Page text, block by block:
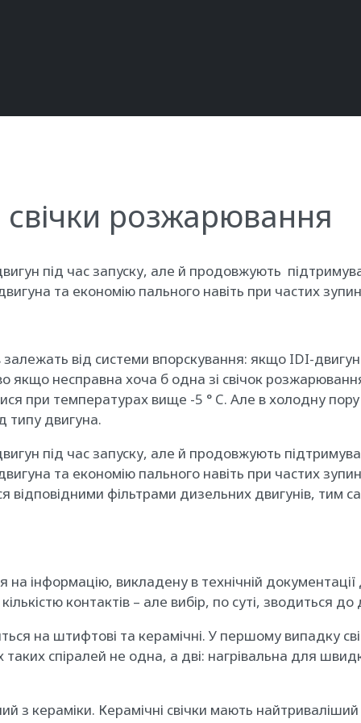
розжарювання
під час запуску, але й продовжують
та економію пального навіть при частих
залежать від системи впорскування: якщо IDI-
несправна хоча б одна зі свічок
при температурах вище -5 ° C. Але в холодну
типу двигуна.
під час запуску, але й продовжують
та економію пального навіть при частих
фільтрами дизельних двигунів, тим
інформацію, викладену в технічній документації
контактів – але вибір, по суті, зводиться
на штифтові та керамічні. У першому випадку
спіралей не одна, а дві: нагрівальна для
з кераміки. Керамічні свічки мають